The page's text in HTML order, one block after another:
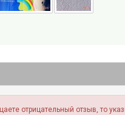
отрицательный отзыв, то